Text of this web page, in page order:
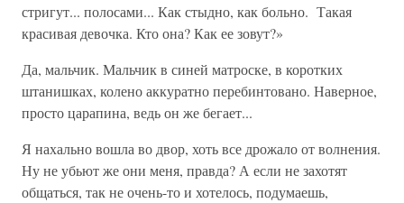
стригут... полосами... Как стыдно, как больно. Такая
красивая девочка. Кто она? Как ее зовут?»
Да, мальчик. Мальчик в синей матроске, в коротких
штанишках, колено аккуратно перебинтовано. Наверное,
просто царапина, ведь он же бегает...
Я нахально вошла во двор, хоть все дрожало от волнения.
Ну не убьют же они меня, правда? А если не захотят
общаться, так не очень-то и хотелось, подумаешь,